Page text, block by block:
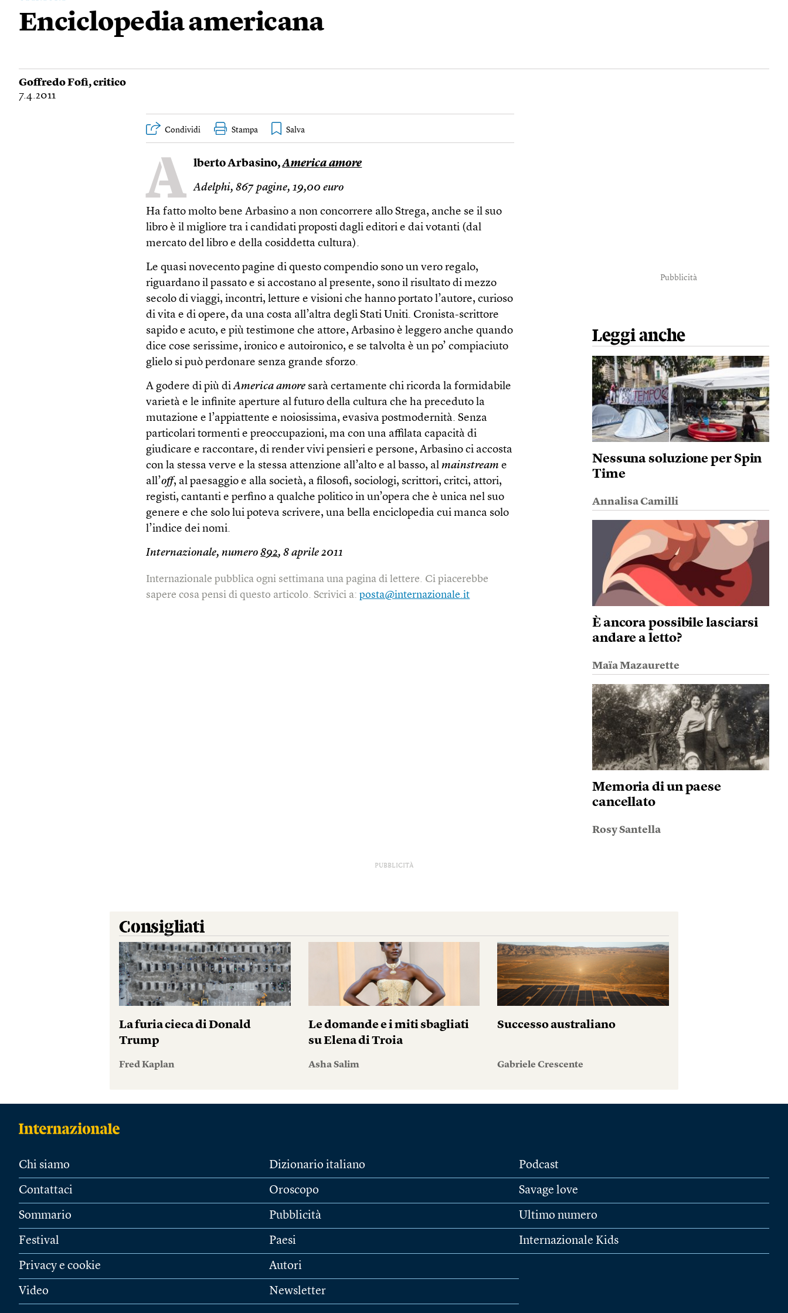
Enciclopedia americana
Goffredo Fofi, critico
7.4.2011
Condividi Stampa
A lberto Arbasino,America amore
Adelphi, 867 pagine, 19,00 euro
Ha fatto molto bene Arbasino a non concorrere allo Strega, anche se il suo
libro è il migliore tra i candidati proposti dagli editori e dai votanti (dal
mercato del libro e della cosiddetta cultura).
Le quasi novecento pagine di questo compendio sono un vero regalo,
riguardano il passato e si accostano al presente, sono il risultato di mezzo
secolo di viaggi, incontri, letture e visioni che hanno portato l’autore, curioso
di vita e di opere, da una costa all’altra degli Stati Uniti. Cronista-scrittore
sapido e acuto, e più testimone che attore, Arbasino è leggero anche quando
dice cose serissime, ironico e autoironico, e se talvolta è un po’ compiaciuto
glielo si può perdonare senza grande sforzo.
A godere di più diAmerica amore sarà certamente chi ricorda la formidabile
varietà e le infinite aperture al futuro della cultura che ha preceduto la
mutazione e l’appiattente e noiosissima, evasiva postmodernità. Senza
particolari tormenti e preoccupazioni, ma con una affilata capacità di
giudicare e raccontare, di render vivi pensieri e persone, Arbasino ci accosta
con la stessa verve e la stessa attenzione all’alto e al basso, almain­stream e
all’off, al paesaggio e alla società, a filosofi, sociologi, scrittori, critci, attori,
registi, cantanti e perfino a qualche politico in un’opera che è unica nel suo
genere e che solo lui poteva scrivere, una bella enciclopedia cui manca solo
l’indice dei nomi.
Internazionale, numero892, 8 aprile 2011
Internazionale pubblica ogni settimana una pagina di lettere. Ci piacerebbe
sapere cosa pensi di questo articolo. Scrivici a:posta@internazionale.it
Pubblicità
Leggi anche
Nessuna soluzione per Spin
Time
Annalisa Camilli
È ancora possibile lasciarsi
andare a letto?
Maïa Mazaurette
Memoria di un paese
cancellato
Rosy Santella
PUBBLICITÀ
Consigliati
La furia cieca di Donald
Trump
Fred Kaplan
Le domande e i miti sbagliati
su Elena di Troia
Asha Salim
Successo australiano
Gabriele Crescente
Chi siamo
Contattaci
Sommario
Festival
Privacy e cookie
Video
Dizionario italiano
Oroscopo
Pubblicità
Paesi
Autori
Newsletter
Podcast
Savage love
Ultimo numero
Internazionale Kids